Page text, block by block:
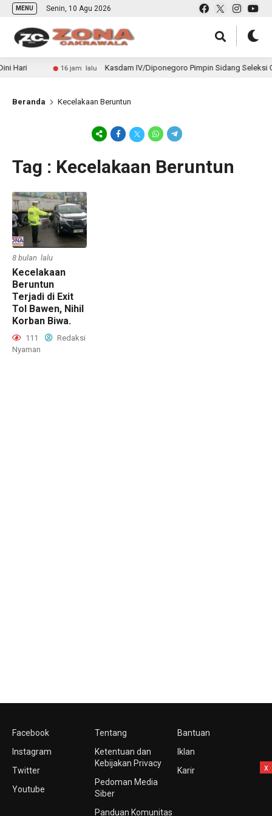
MENU Senin, 10 Agu 2026
Hari 16 jam lalu Kasdam IV/Diponegoro Pimpin Sidang Seleksi
Beranda Kecelakaan Beruntun
Tag : Kecelakaan Beruntun
8 bulan lalu
Kecelakaan
Beruntun
Terjadi di Exit
Tol Bawen, Nihil
Korban Biwa.
111
Redaksi
Nyaman
Facebook
Instagram
Twitter
Youtube
Tentang
Ketentuan dan
Kebijakan Privacy
Pedoman Media
Siber
Panduan Komunitas
Bantuan
Iklan
Karir
x